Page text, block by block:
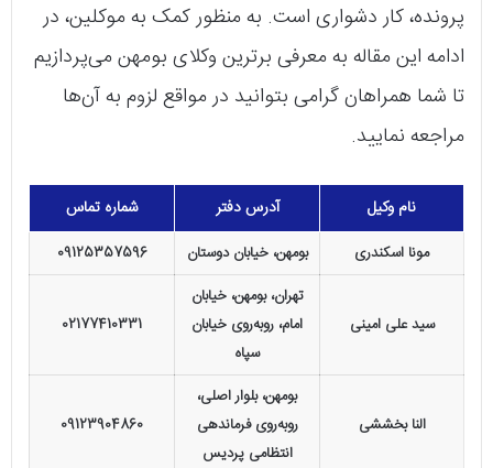
پرونده، کار دشواری است. به منظور کمک به موکلین، در
ادامه این مقاله به معرفی برترین وکلای بومهن می‌پردازیم
تا شما همراهان گرامی بتوانید در مواقع لزوم به آن‌ها
مراجعه نمایید.
نام وکیل آدرس دفتر شماره تماس
مونا اسکندری بومهن، خیابان دوستان 09125357596
سید علی امینی
تهران، بومهن، خیابان
امام، روبه‌روی خیابان
سپاه
02177410331
النا بخششی
بومهن، بلوار اصلی،
روبه‌روی فرماندهی
انتظامی پردیس
09123904860